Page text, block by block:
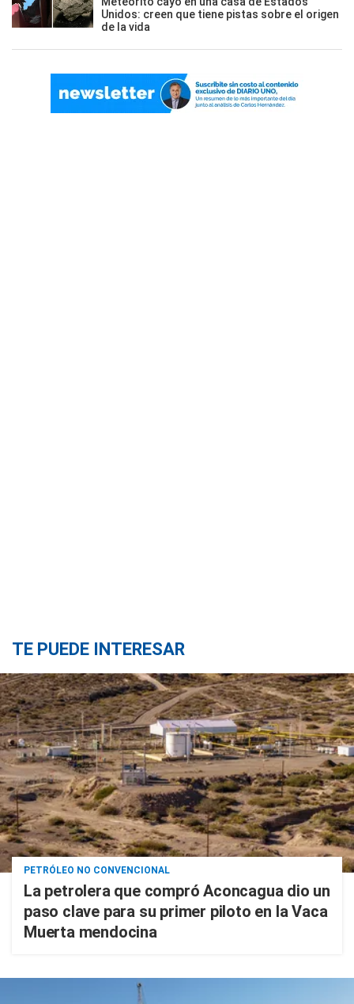
Unidos: creen que tiene pistas sobre el origen
de la vida
TE PUEDE INTERESAR
PETRÓLEO NO CONVENCIONAL
La petrolera que compró Aconcagua dio un
paso clave para su primer piloto en la Vaca
Muerta mendocina